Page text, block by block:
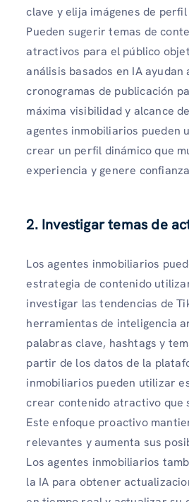
clave y elija imágenes de
Pueden sugerir temas de
atractivos para el público
análisis basados ​​en IA
cronogramas de publicación
máxima visibilidad y alcance
agentes inmobiliarios pueden
crear un perfil dinámico que
experiencia y genere
2. Investigar temas de
Los agentes inmobiliarios
estrategia de contenido
investigar las tendencias de
herramientas de inteligencia
palabras clave, hashtags y
partir de los datos de la
inmobiliarios pueden utilizar
crear contenido atractivo que
Este enfoque proactivo
relevantes y aumenta sus
Los agentes inmobiliarios
la IA para obtener